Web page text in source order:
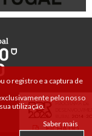
o registro e a captura de
pelo nosso
utilização.
Saber mais
FICHA DO